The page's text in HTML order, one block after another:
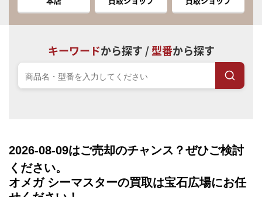
キーワードから探す /型番から探す
2026-08-09はご売却のチャンス？ぜひご検討
ください。
オメガ シーマスターの買取は宝石広場にお任